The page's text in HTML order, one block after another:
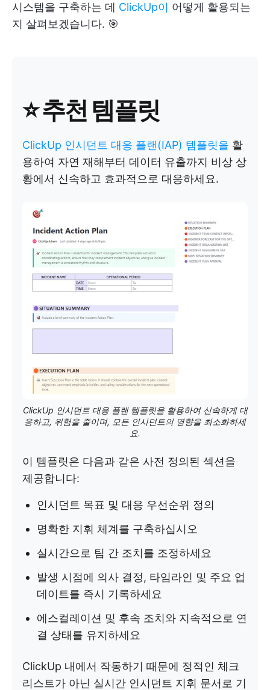
시스템을 구축하는 데 ClickUp이 어떻게 활용되는
지 살펴보겠습니다. 🎯
⭐ 추천 템플릿
ClickUp 인시던트 대응 플랜(IAP) 템플릿을 활
용하여 자연 재해부터 데이터 유출까지 비상 상
황에서 신속하고 효과적으로 대응하세요.
ClickUp 인시던트 대응 플랜 템플릿을 활용하여 신속하게 대
응하고, 위험을 줄이며, 모든 인시던트의 영향을 최소화하세
요.
이 템플릿은 다음과 같은 사전 정의된 섹션을
제공합니다:
인시던트 목표 및 대응 우선순위 정의
명확한 지휘 체계를 구축하십시오
실시간으로 팀 간 조치를 조정하세요
발생 시점에 의사 결정, 타임라인 및 주요 업
데이트를 즉시 기록하세요
에스컬레이션 및 후속 조치와 지속적으로 연
결 상태를 유지하세요
ClickUp 내에서 작동하기 때문에 정적인 체크
리스트가 아닌 실시간 인시던트 지휘 문서로 기